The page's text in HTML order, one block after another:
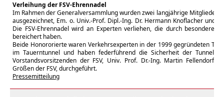
Verleihung der FSV-Ehrennadel
Im Rahmen der Generalversammlung wurden zwei langjährige Mitglieder
ausgezeichnet, Em. o. Univ.-Prof. Dipl.-Ing. Dr. Hermann Knoflacher und
Die FSV-Ehrennadel wird an Experten verliehen, die durch besondere,
bereichert haben.
Beide Honororierte waren Verkehrsexperten in der 1999 gegründeten
im Tauerntunnel und haben federführend die Sicherheit der
Vorstandsvorsitzenden der FSV, Univ. Prof. Dr.-Ing. Martin Fellendorf
Größen der FSV, durchgeführt.
Pressemitteilung